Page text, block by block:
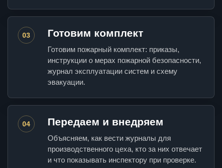
03 Готовим комплект
Готовим пожарный комплект: приказы,
инструкции о мерах пожарной безопасности,
журнал эксплуатации систем и схему
эвакуации.
04 Передаем и внедряем
Объясняем, как вести журналы для
производственного цеха, кто за них отвечает
и что показывать инспектору при проверке.